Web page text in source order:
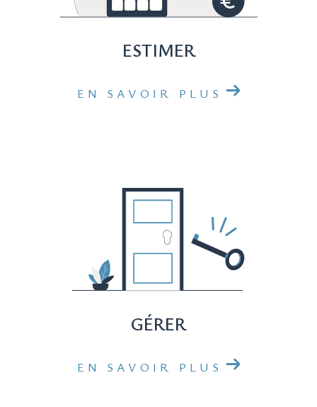
concrétiser vos projets
Vous avez des questions ou souhaitez discuter
parce que votre projet mérite toute notre
ESTIMER
EN SAVOIR PLUS
GÉRER
EN SAVOIR PLUS